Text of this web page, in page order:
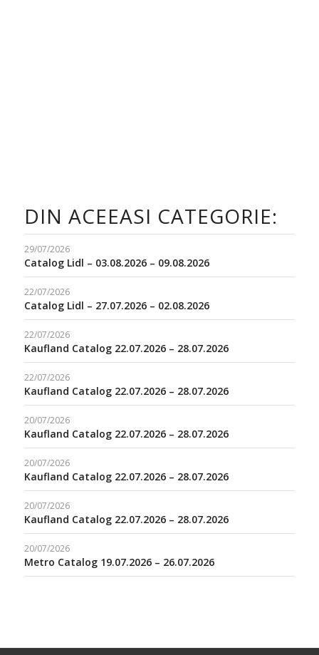
DIN ACEEASI CATEGORIE:
29/07/2026
Catalog Lidl – 03.08.2026 – 09.08.2026
22/07/2026
Catalog Lidl – 27.07.2026 – 02.08.2026
22/07/2026
Kaufland Catalog 22.07.2026 – 28.07.2026
22/07/2026
Kaufland Catalog 22.07.2026 – 28.07.2026
20/07/2026
Kaufland Catalog 22.07.2026 – 28.07.2026
20/07/2026
Kaufland Catalog 22.07.2026 – 28.07.2026
20/07/2026
Kaufland Catalog 22.07.2026 – 28.07.2026
20/07/2026
Metro Catalog 19.07.2026 – 26.07.2026